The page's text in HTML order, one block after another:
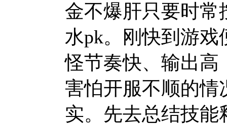
金不爆肝只要时常
水pk。刚快到游
怪节奏快、输出高
害怕开服不顺的情
实。先去总结技